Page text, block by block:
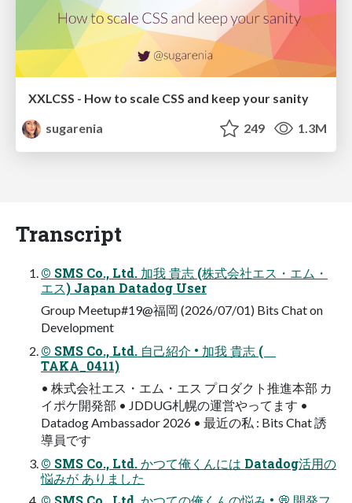
XXLCSS - How to scale CSS and keep your sanity
sugarenia
249 1.3M
Transcript
© SMS Co., Ltd. 加我 貴志 (株式会社エス・エム・
エス) Japan Datadog User
Group Meetup#19@福岡 (2026/07/01) Bits Chat on
Development
© SMS Co., Ltd. 自己紹介 • 加我 貴志 (
TAKA_0411)
• 株式会社エス・エム・エス プロダクト推進本部 カ
イポケ開発部 • JDDUG札幌の運営やってます •
Datadog Ambassador 2026 • 最近の私 : Bits Chat 誘
導員です
© SMS Co., Ltd. かつて俺くんには Datadog活用の
悩みが ありました